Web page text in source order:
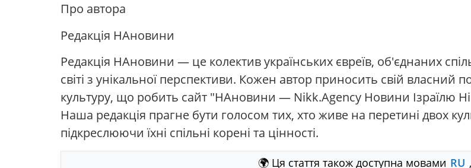
Про автора
Редакція НАновини
Редакція НАновини — це колектив українських євреїв, об'єднаних
світі з унікальної перспективи. Кожен автор приносить свій власний
культуру, що робить сайт "НАновини — Nikk.Agency Новини Ізраїлю
Наша редакція прагне бути голосом тих, хто живе на перетині двох
підкреслюючи їхні спільні корені та цінності.
🌍 Ця стаття також доступна мовами RU ,